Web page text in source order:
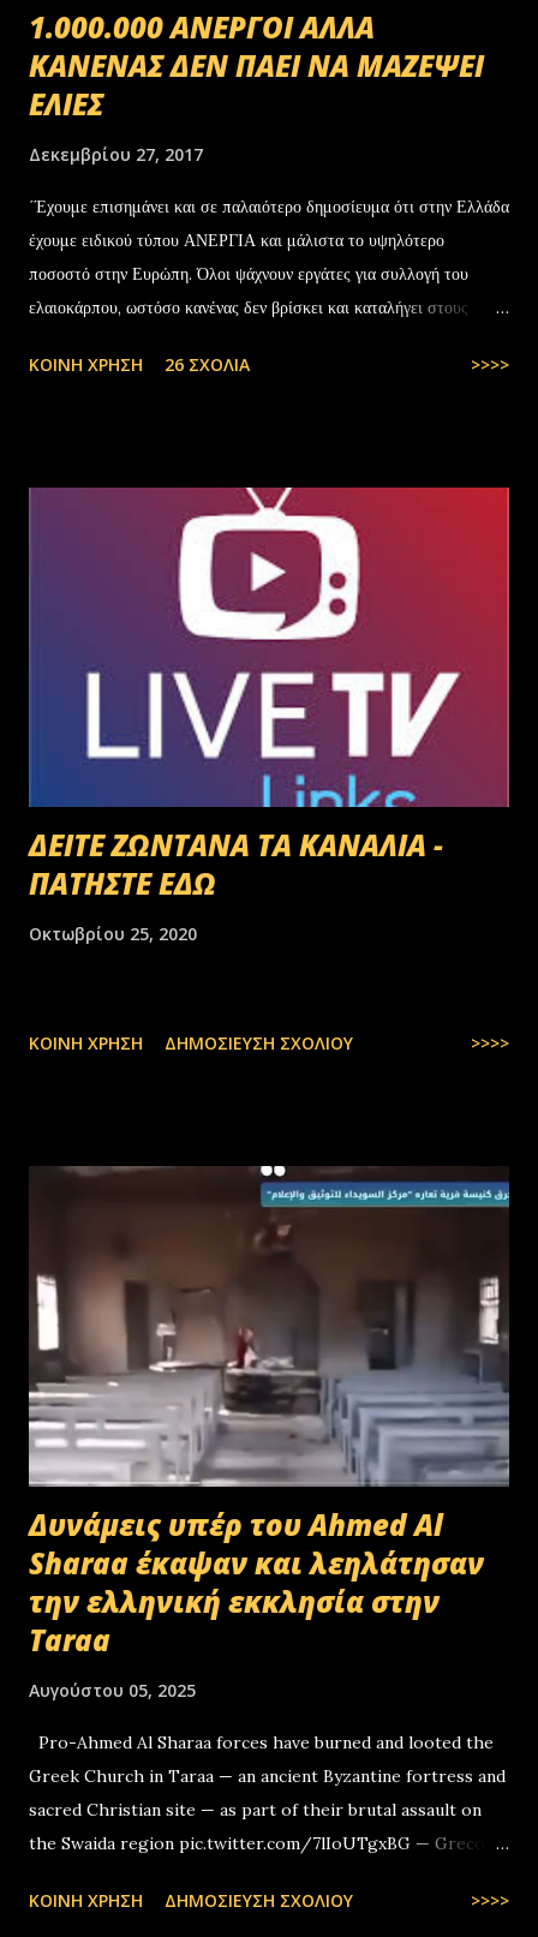
1.000.000 ΑΝΕΡΓΟΙ ΑΛΛΑ
ΚΑΝΕΝΑΣ ΔΕΝ ΠΑΕΙ ΝΑ ΜΑΖΕΨΕΙ
ΕΛΙΕΣ
Δεκεμβρίου 27, 2017
΄Έχουμε επισημάνει και σε παλαιότερο δημοσίευμα ότι στην Ελλάδα
έχουμε ειδικού τύπου ΑΝΕΡΓΙΑ και μάλιστα το υψηλότερο
ποσοστό στην Ευρώπη. Όλοι ψάχνουν εργάτες για συλλογή του
ελαιοκάρπου, ωστόσο κανένας δεν βρίσκει και καταλήγει στους
στην Ελλάδα, πάλι δεν μας φτάνουν. Στην Ελλάδα του 1.000.000
ΚΟΙΝΉ ΧΡΉΣΗ 26 ΣΧΌΛΙΑ >>>>
ΔΕΙΤΕ ΖΩΝΤΑΝΑ ΤΑ ΚΑΝΑΛΙΑ -
ΠΑΤΗΣΤΕ ΕΔΩ
Οκτωβρίου 25, 2020
ΚΟΙΝΉ ΧΡΉΣΗ ΔΗΜΟΣΊΕΥΣΗ ΣΧΟΛΊΟΥ >>>>
Δυνάμεις υπέρ του Ahmed Al
Sharaa έκαψαν και λεηλάτησαν
την ελληνική εκκλησία στην
Taraa
Αυγούστου 05, 2025
Pro-Ahmed Al Sharaa forces have burned and looted the
Greek Church in Taraa — an ancient Byzantine fortress and
sacred Christian site — as part of their brutal assault on
the Swaida region pic.twitter.com/7lIoUTgxBG — Greco-
ΚΟΙΝΉ ΧΡΉΣΗ ΔΗΜΟΣΊΕΥΣΗ ΣΧΟΛΊΟΥ >>>>